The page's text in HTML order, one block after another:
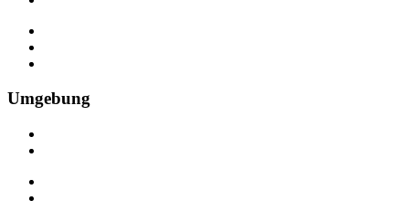
Umgebung